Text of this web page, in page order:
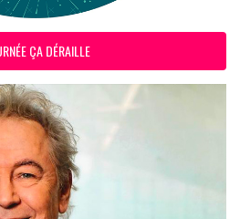
ÇA DÉRAILLE